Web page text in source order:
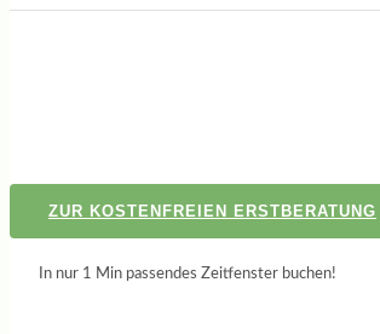
ZUR KOSTENFREIEN ERSTBERATUNG
In nur 1 Min passendes Zeitfenster buchen!